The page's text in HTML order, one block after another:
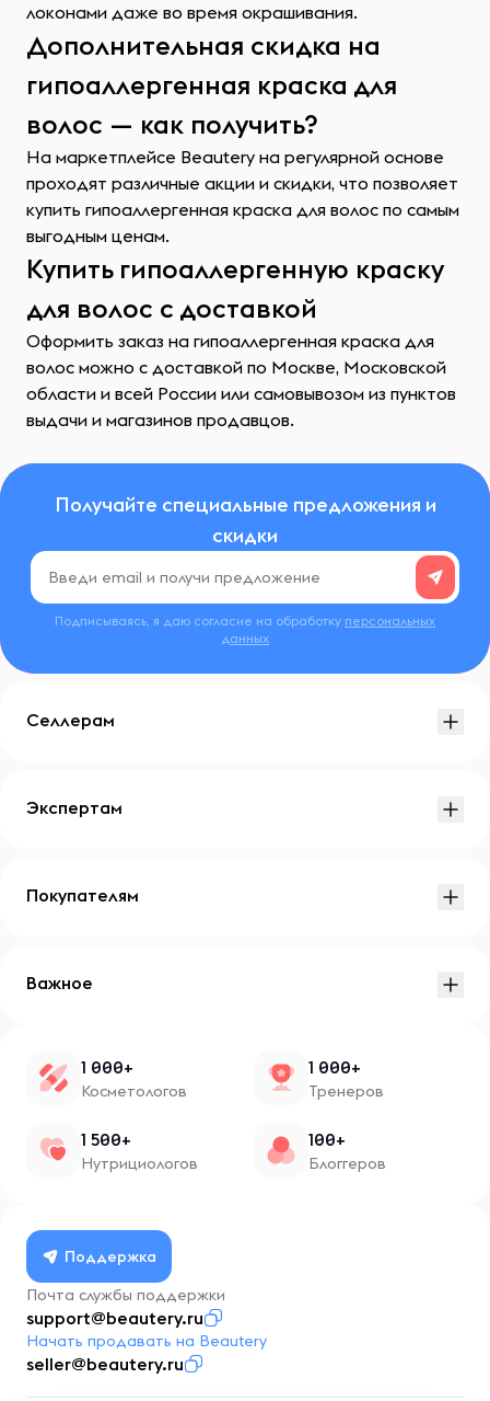
локонами даже во время окрашивания.
Дополнительная скидка на
гипоаллергенная краска для
волос — как получить?
На маркетплейсе Beautery на регулярной основе
проходят различные акции и скидки, что позволяет
купить гипоаллергенная краска для волос по самым
выгодным ценам.
Купить гипоаллергенную краску
для волос с доставкой
Оформить заказ на гипоаллергенная краска для
волос можно с доставкой по Москве, Московской
области и всей России или самовывозом из пунктов
выдачи и магазинов продавцов.
Получайте специальные предложения и
скидки
Подписываясь, я даю согласие на обработку персональных
данных
Селлерам
Экспертам
Покупателям
Важное
1 000+
Косметологов
1 000+
Тренеров
1 500+
Нутрициологов
100+
Блоггеров
Поддержка
Почта службы поддержки
support@beautery.ru
Начать продавать на Beautery
seller@beautery.ru